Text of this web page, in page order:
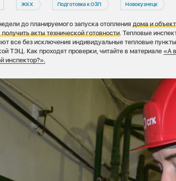
ЖКХ Подготовка к ОЗП Новокузнецк
до планируемого запуска отоплениядома и
акты технической готовности. Тепловые
все без исключения индивидуальные тепловые
ТЭЦ. Как проходят проверки, читайте в материале «А
инспектор?».